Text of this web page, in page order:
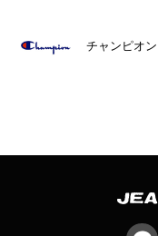
チャンピオン